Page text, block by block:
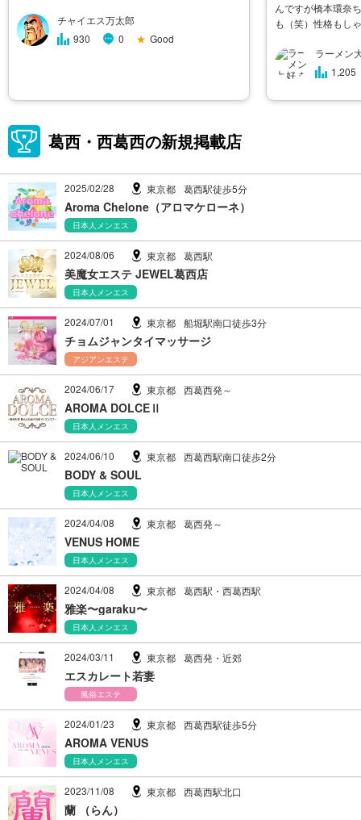
チャイエス万太郎
930
0 ★ Good
んですが橋本環奈
も（笑）性格もし
このお店が初めて
験ぽくないほど、
ラーメン
1,205
葛西・西葛西の新規掲載店
2025/02/28 東京都 葛西駅徒歩5分
Aroma Chelone（アロマケローネ）
日本人メンエス
2024/08/06 東京都 葛西駅
美魔女エステ JEWEL葛西店
日本人メンエス
2024/07/01 東京都 船堀駅南口徒歩3分
チョムジャンタイマッサージ
アジアンエステ
2024/06/17 東京都 西葛西発～
AROMA DOLCEⅡ
日本人メンエス
2024/06/10 東京都 西葛西駅南口徒歩2分
BODY & SOUL
日本人メンエス
2024/04/08 東京都 葛西発～
VENUS HOME
日本人メンエス
2024/04/08 東京都 葛西駅・西葛西駅
雅楽〜garaku〜
日本人メンエス
2024/03/11 東京都 葛西発・近郊
エスカレート若妻
風俗エステ
2024/01/23 東京都 西葛西駅徒歩5分
AROMA VENUS
日本人メンエス
2023/11/08 東京都 西葛西駅北口
蘭 （らん）